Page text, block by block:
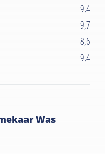
9,4
9,7
8,6
9,4
Was